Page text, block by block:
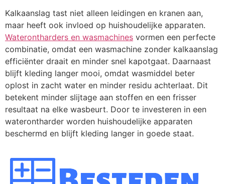
Kalkaanslag tast niet alleen leidingen en kranen aan,
maar heeft ook invloed op huishoudelijke apparaten.
Waterontharders en wasmachines vormen een perfecte
combinatie, omdat een wasmachine zonder kalkaanslag
efficiënter draait en minder snel kapotgaat. Daarnaast
blijft kleding langer mooi, omdat wasmiddel beter
oplost in zacht water en minder residu achterlaat. Dit
betekent minder slijtage aan stoffen en een frisser
resultaat na elke wasbeurt. Door te investeren in een
waterontharder worden huishoudelijke apparaten
beschermd en blijft kleding langer in goede staat.